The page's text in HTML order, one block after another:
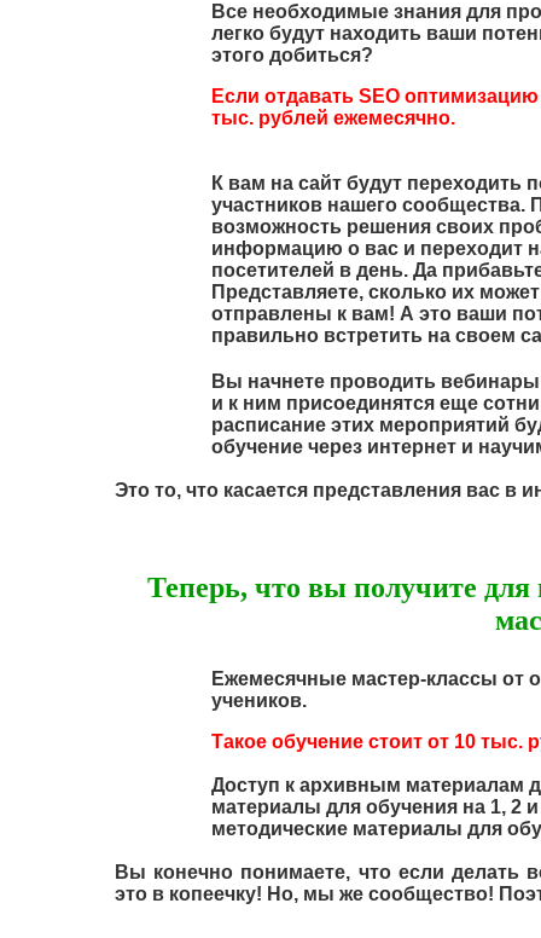
Все необходимые знания для
легко будут находить ваши
этого добиться?
Если отдавать SEO
тыс. рублей ежемесячно.
К вам на сайт будут переходить
участников нашего сообщества.
возможность решения своих
информацию о вас и переходит
посетителей в день. Да
Представляете, сколько их
отправлены к вам! А это ваши
правильно встретить на своем
Вы начнете проводить
и к ним присоединятся еще
расписание этих мероприятий
обучение через интернет и
Это то, что касается представления вас в
Теперь, что вы получите
Ежемесячные мастер-классы
учеников.
Такое обучение стоит от 10 тыс.
Доступ к архивным материалам
материалы для обучения на 1, 2
методические материалы для
Вы конечно понимаете, что если делать
это в копеечку! Но, мы же сообщество!